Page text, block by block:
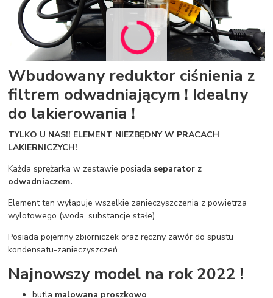
Wbudowany reduktor ciśnienia z
filtrem odwadniającym ! Idealny
do lakierowania !
TYLKO U NAS!! ELEMENT NIEZBĘDNY W PRACACH
LAKIERNICZYCH!
Każda sprężarka w zestawie posiada separator z
odwadniaczem.
Element ten wyłapuje wszelkie zanieczyszczenia z powietrza
wylotowego (woda, substancje stałe).
Posiada pojemny zbiorniczek oraz ręczny zawór do spustu
kondensatu-zanieczyszczeń
Najnowszy model na rok 2022 !
butla malowana proszkowo